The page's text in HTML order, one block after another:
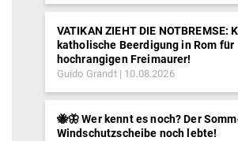
VATIKAN ZIEHT DIE NOTBREMSE:
katholische Beerdigung in Rom für
hochrangigen Freimaurer!
Guido Grandt 10.08.2026
🐝🦋 Wer kennt es noch? Der
Windschutzscheibe noch lebte!